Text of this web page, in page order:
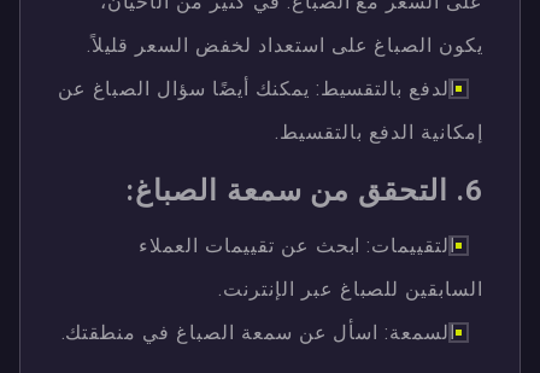
يكون الصباغ على استعداد لخفض السعر قليلاً.
الدفع بالتقسيط: يمكنك أيضًا سؤال الصباغ عن
إمكانية الدفع بالتقسيط.
6. التحقق من سمعة الصباغ:
التقييمات: ابحث عن تقييمات العملاء
السابقين للصباغ عبر الإنترنت.
السمعة: اسأل عن سمعة الصباغ في منطقتك.